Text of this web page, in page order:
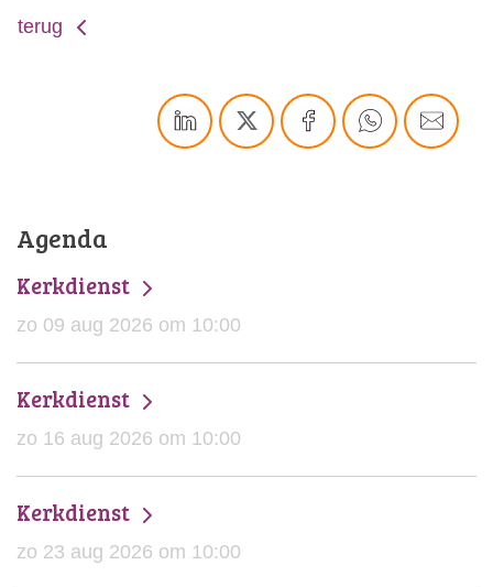
terug
Agenda
Kerkdienst
zo 09 aug 2026 om 10:00
Kerkdienst
zo 16 aug 2026 om 10:00
Kerkdienst
zo 23 aug 2026 om 10:00